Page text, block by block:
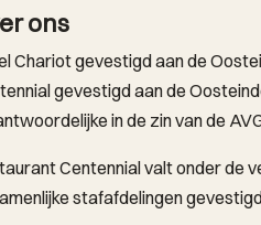
ons
Chariot gevestigd aan de
gevestigd aan de
in de zin van de
Centennial valt onder de
stafafdelingen